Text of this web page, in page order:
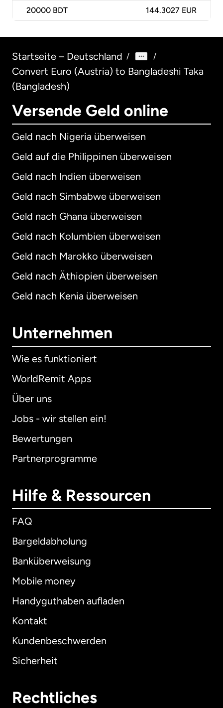
20000 BDT 144.3027 EUR
Startseite – Deutschland / /
Convert Euro (Austria) to Bangladeshi Taka
(Bangladesh)
Versende Geld online
Geld nach Nigeria überweisen
Geld auf die Philippinen überweisen
Geld nach Indien überweisen
Geld nach Simbabwe überweisen
Geld nach Ghana überweisen
Geld nach Kolumbien überweisen
Geld nach Marokko überweisen
Geld nach Äthiopien überweisen
Geld nach Kenia überweisen
Unternehmen
Wie es funktioniert
WorldRemit Apps
Über uns
Jobs - wir stellen ein!
Bewertungen
Partnerprogramme
Hilfe & Ressourcen
FAQ
Bargeldabholung
Banküberweisung
Mobile money
Handyguthaben aufladen
Kontakt
Kundenbeschwerden
Sicherheit
Rechtliches